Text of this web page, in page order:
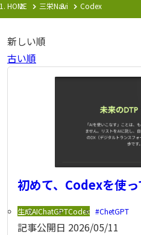
HOME 三栄Navi Codex
新しい順
古い順
初めて、Codexを使っ
生成AIChatGPTCodex ChetGPT
記事公開日 2026/05/11